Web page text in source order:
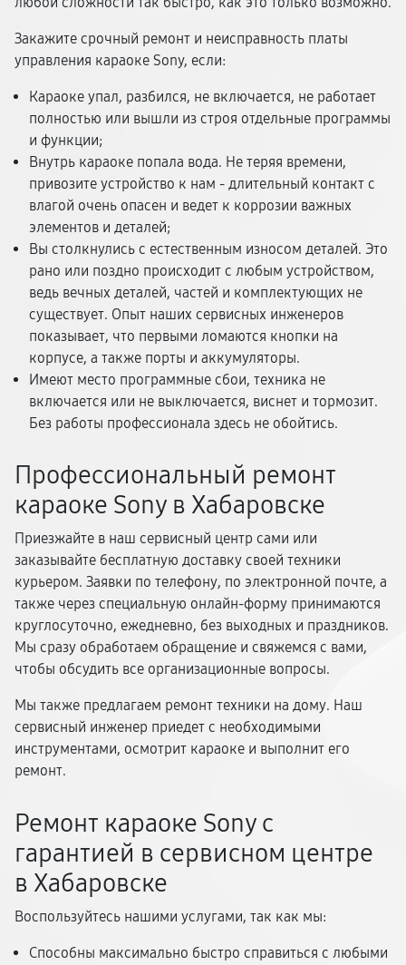
Закажите срочный ремонт и неисправность платы
управления караоке Sony, если:
Караоке упал, разбился, не включается, не работает
полностью или вышли из строя отдельные программы
и функции;
Внутрь караоке попала вода. Не теряя времени,
привозите устройство к нам - длительный контакт с
влагой очень опасен и ведет к коррозии важных
элементов и деталей;
Вы столкнулись с естественным износом деталей. Это
рано или поздно происходит с любым устройством,
ведь вечных деталей, частей и комплектующих не
существует. Опыт наших сервисных инженеров
показывает, что первыми ломаются кнопки на
корпусе, а также порты и аккумуляторы.
Имеют место программные сбои, техника не
включается или не выключается, виснет и тормозит.
Без работы профессионала здесь не обойтись.
Профессиональный ремонт
караоке Sony в Хабаровске
Приезжайте в наш сервисный центр сами или
заказывайте бесплатную доставку своей техники
курьером. Заявки по телефону, по электронной почте, а
также через специальную онлайн-форму принимаются
круглосуточно, ежедневно, без выходных и праздников.
Мы сразу обработаем обращение и свяжемся с вами,
чтобы обсудить все организационные вопросы.
Мы также предлагаем ремонт техники на дому. Наш
сервисный инженер приедет с необходимыми
инструментами, осмотрит караоке и выполнит его
ремонт.
Ремонт караоке Sony с
гарантией в сервисном центре
в Хабаровске
Воспользуйтесь нашими услугами, так как мы:
Способны максимально быстро справиться с любыми